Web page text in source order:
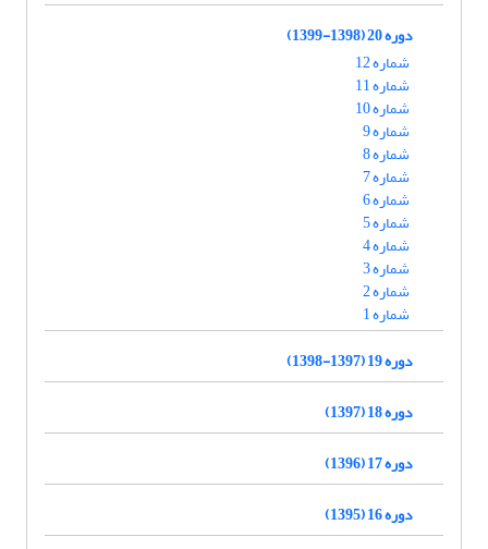
دوره 20 (1398-1399)
شماره 12
شماره 11
شماره 10
شماره 9
شماره 8
شماره 7
شماره 6
شماره 5
شماره 4
شماره 3
شماره 2
شماره 1
دوره 19 (1397-1398)
دوره 18 (1397)
دوره 17 (1396)
دوره 16 (1395)